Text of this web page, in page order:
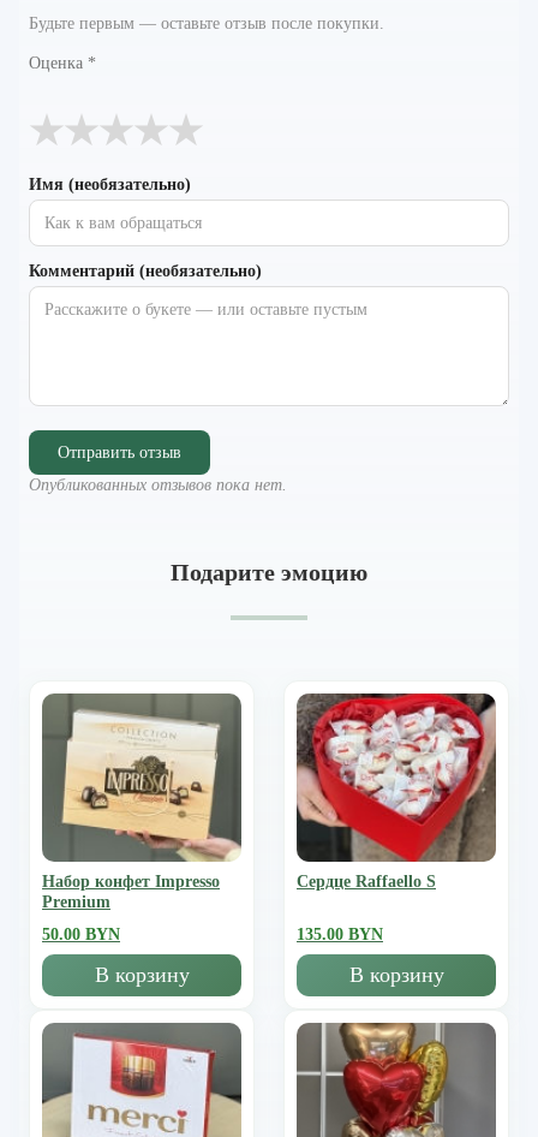
Будьте первым — оставьте отзыв после покупки.
Оценка *
★
★
★
★
★
Имя (необязательно)
Комментарий (необязательно)
Отправить отзыв
Опубликованных отзывов пока нет.
Подарите эмоцию
Набор конфет Impresso
Premium
50.00 BYN
В корзину
Сердце Raffaello S
135.00 BYN
В корзину